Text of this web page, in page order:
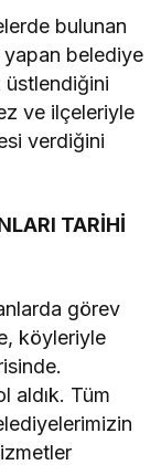
bulunan
belediye
üstlendiğini
ve ilçeleriyle
verdiğini
TARİHİ
görev
köyleriyle
aldık. Tüm